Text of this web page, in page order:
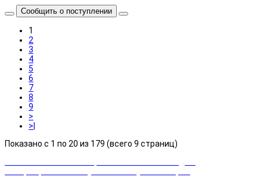
Сообщить о поступлении
1
2
3
4
5
6
7
8
9
>
>|
Показано с 1 по 20 из 179 (всего 9 страниц)